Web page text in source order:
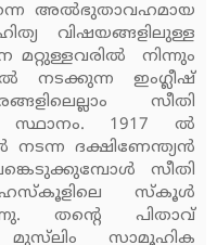
അല്‍ഭുതാവഹമായ
വിഷയങ്ങളിലുള്ള
മറ്റുള്ളവരില്‍ നിന്നും
നടക്കുന്ന ഇംഗ്ലീഷ്
സീതി
സ്ഥാനം. 1917 ല്‍
നടന്ന ദക്ഷിണേന്ത്യന്‍
സീതി
സ്‌കൂള്‍
തന്റെ പിതാവ്
മുസ്‌ലിം സാമൂഹിക